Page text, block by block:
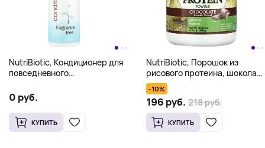
NutriBiotic, Кондиционер для
повседневного
10 жидких унций (296 мл)
0 руб.
КУПИТЬ
NutriBiotic, Порошок из
рисового протеина, шоколад,
1,36 кг (3 фунта)
-10%
196 руб. 218 руб.
КУПИТЬ